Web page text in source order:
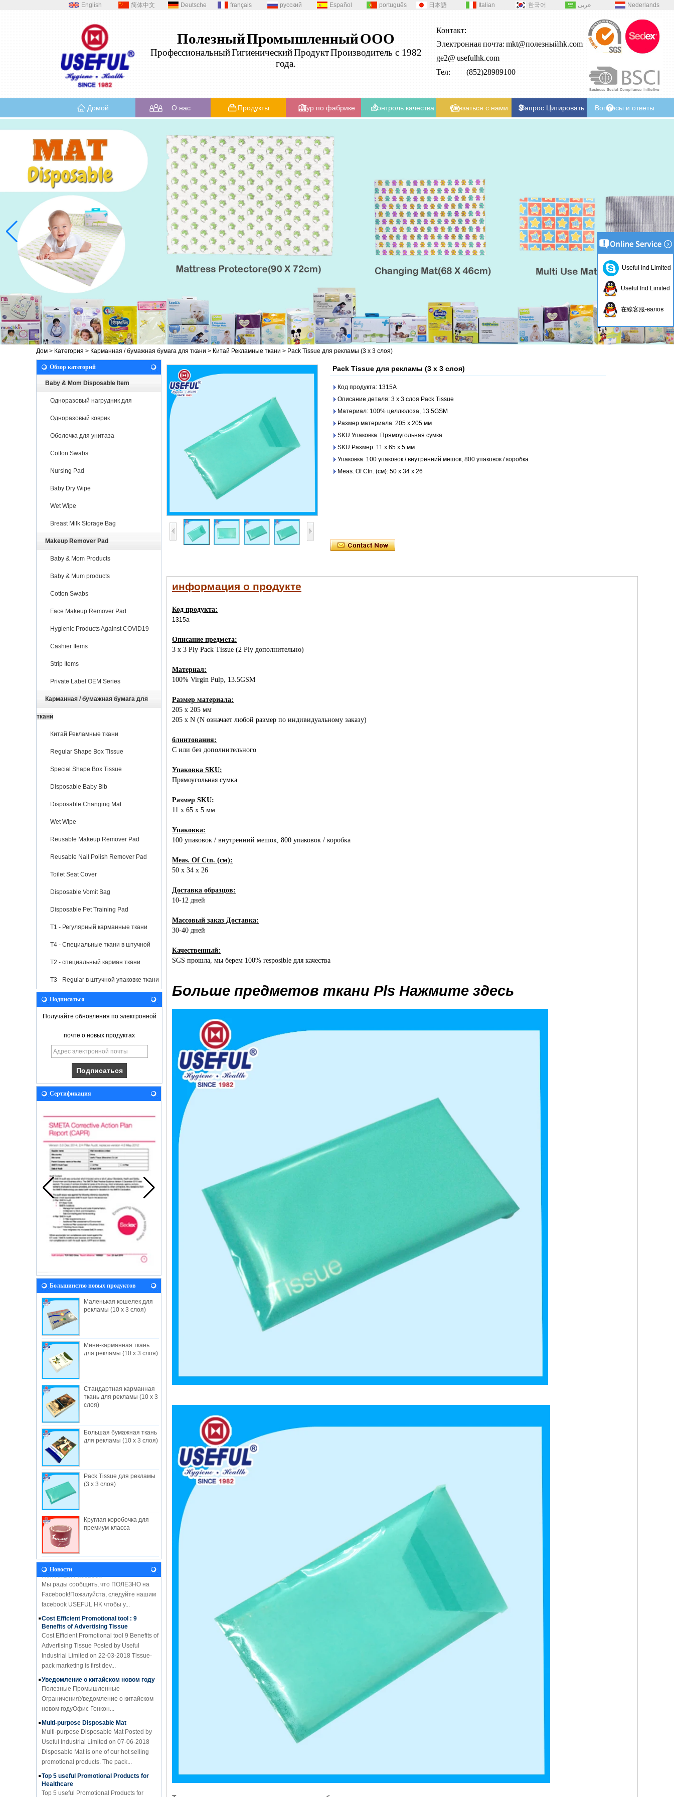
English 简体中文 Deutsche français русский Español português 日本語 Italian 한국어 عربى Nederlands
ПолезныйПромышленныйООО
ПрофессиональныйГигиеническийПродуктПроизводитель с 1982
года.
Контакт:
Электронная почта: mkt@полезныйhk.com
ge2@ usefulhk.com
Тел: (852)28989100
Домой О нас Продукты Тур по фабрике Контроль качества Связаться с нами Запрос Цитировать Вопросы и ответы
Дом > Категория > Карманная / бумажная бумага для ткани > Китай Рекламные ткани > Pack Tissue для рекламы (3 x 3 слоя)
Обзор категорий
Baby & Mom Disposable Item
Одноразовый нагрудник для
новорожденных
Одноразовый коврик
Оболочка для унитаза
Cotton Swabs
Nursing Pad
Baby Dry Wipe
Wet Wipe
Breast Milk Storage Bag
Makeup Remover Pad
Baby & Mom Products
Baby & Mum products
Cotton Swabs
Face Makeup Remover Pad
Hygienic Products Against COVID19
Cashier Items
Strip Items
Private Label OEM Series
Карманная / бумажная бумага для
ткани
Китай Рекламные ткани
Regular Shape Box Tissue
Special Shape Box Tissue
Disposable Baby Bib
Disposable Changing Mat
Wet Wipe
Reusable Makeup Remover Pad
Reusable Nail Polish Remover Pad
Toilet Seat Cover
Disposable Vomit Bag
Disposable Pet Training Pad
T1 - Регулярный карманные ткани
T4 - Специальные ткани в штучной
упаковке
T2 - специальный карман ткани
T3 - Regular в штучной упаковке ткани
Подписаться
Получайте обновления по электронной
почте о новых продуктах
Сертификация
Большинство новых продуктов
Маленькая кошелек для
рекламы (10 x 3 слоя)
Мини-карманная ткань
для рекламы (10 x 3 слоя)
Стандартная карманная
ткань для рекламы (10 x 3
слоя)
Большая бумажная ткань
для рекламы (10 x 3 слоя)
Pack Tissue для рекламы
(3 x 3 слоя)
Круглая коробочка для
премиум-класса
Новости
О нас
Полезные промышленные ограничения,
создан в 1982, — Гонконгский завод-
изготовитель,...
НОВОСТИ
Давайте приедем к нам во время Baby
Fair 2018! Мы будем рады видеть вас
там! Выставка прод...
Видение
В будущем полезно будет продолжать
разработку принципов и ценностей,
вытекающих ...
Полезный Facebook
Мы рады сообщить, что ПОЛЕЗНО на
Facebook!Пожалуйста, следуйте нашим
facebook USEFUL HK чтобы у...
Cost Efficient Promotional tool : 9
Cost Efficient Promotional tool 9 Benefits of
Advertising Tissue Posted by Useful
Industrial Limited on 22-03-2018 Tissue-
pack marketing is first dev...
Уведомление о китайском новом году
Полезные Промышленные
ОграниченияУведомление о китайском
новом годуОфис Гонкон...
Multi-purpose Disposable Mat
Multi-purpose Disposable Mat Posted by
Useful Industrial Limited on 07-06-2018
Disposable Mat is one of our hot selling
promotional products. The pack...
Top 5 useful Promotional Products for
Top 5 useful Promotional Products for
Healthcare Posted by Useful Industrial
Pack Tissue для рекламы (3 x 3 слоя)
Код продукта: 1315A
Описание деталя: 3 x 3 слоя Pack Tissue
Материал: 100% целлюлоза, 13.5GSM
Размер материала: 205 x 205 мм
SKU Упаковка: Прямоугольная сумка
SKU Размер: 11 x 65 x 5 мм
Упаковка: 100 упаковок / внутренний мешок, 800 упаковок / коробка
Meas. Of Ctn. (см): 50 х 34 х 26
информация о продукте
Код продукта:
1315a
Описание предмета:
3 x 3 Ply Pack Tissue (2 Ply дополнительно)
Материал:
100% Virgin Pulp, 13.5GSM
Размер материала:
205 x 205 мм
205 x N (N означает любой размер по индивидуальному заказу)
блинтования:
С или без дополнительного
Упаковка SKU:
Прямоугольная сумка
Размер SKU:
11 x 65 x 5 мм
Упаковка:
100 упаковок / внутренний мешок, 800 упаковок / коробка
Meas. Of Ctn. (см):
50 x 34 x 26
Доставка образцов:
10-12 дней
Массовый заказ Доставка:
30-40 дней
Качественный:
SGS прошла, мы берем 100% resposible для качества
Больше предметов ткани Pls Нажмите здесь
Useful Ind Limited
Useful Ind Limited
在線客服-валов